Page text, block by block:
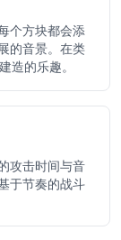
个方块都会添
的音景。在类
造的乐趣。
攻击时间与音
于节奏的战斗